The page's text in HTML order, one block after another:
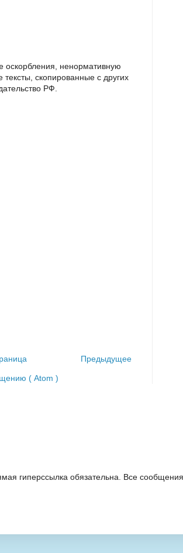
ненормативную
скопированные с других
РФ.
Предыдущее
( Atom )
гиперссылка обязательна. Все